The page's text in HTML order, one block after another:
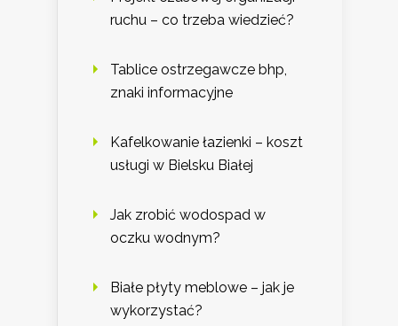
ruchu – co trzeba wiedzieć?
Tablice ostrzegawcze bhp,
znaki informacyjne
Kafelkowanie łazienki – koszt
usługi w Bielsku Białej
Jak zrobić wodospad w
oczku wodnym?
Białe płyty meblowe – jak je
wykorzystać?